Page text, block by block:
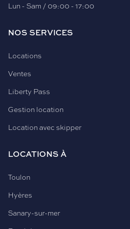
Lun - Sam / 09:00 - 17:00
NOS SERVICES
Locations
Ventes
Liberty Pass
Gestion location
Location avec skipper
LOCATIONS À
Toulon
Hyères
Sanary-sur-mer